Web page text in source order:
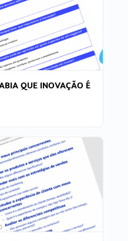
QUE INOVAÇÃO É